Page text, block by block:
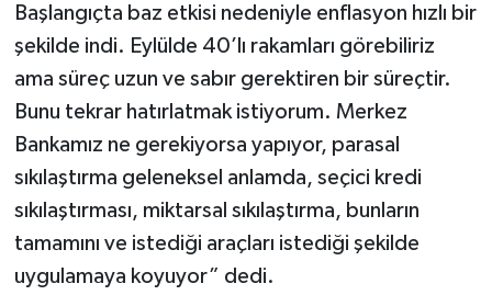
Başlangıçta baz etkisi nedeniyle enflasyon hızlı bir
şekilde indi. Eylülde 40’lı rakamları görebiliriz
ama süreç uzun ve sabır gerektiren bir süreçtir.
Bunu tekrar hatırlatmak istiyorum. Merkez
Bankamız ne gerekiyorsa yapıyor, parasal
sıkılaştırma geleneksel anlamda, seçici kredi
sıkılaştırması, miktarsal sıkılaştırma, bunların
tamamını ve istediği araçları istediği şekilde
uygulamaya koyuyor” dedi.